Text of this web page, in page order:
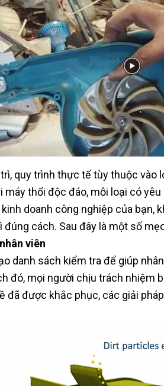
quy trình thực tế tùy thuộc
máy thổi độc đáo, mỗi loại có
doanh công nghiệp của bạn,
cách. Sau đây là một số
viên
danh sách kiểm tra để giúp
đó, mọi người chịu trách nhiệm
đã được khắc phục, các giải